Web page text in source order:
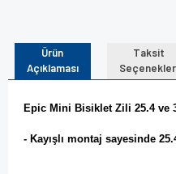
Ürün
Açıklaması
Taksit
Epic Mini Bisiklet Zili 25.4 ve
- Kayışlı montaj sayesinde